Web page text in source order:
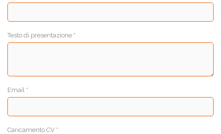
Testo di presentazione *
Email *
Caricamento CV *